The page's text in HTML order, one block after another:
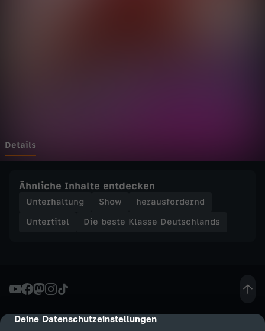
cmp-dialog-description
Deine Datenschutzeinstellungen
s
D
t
s
Details
Ähnliche Inhalte entdecken
Unterhaltung Show
herausfordernd
Untertitel
Die beste Klasse Deutschlands